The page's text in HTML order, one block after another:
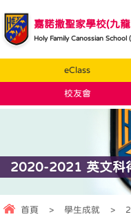
嘉諾撒聖家學校(九
Holy Family Canossian School
eClass
校友會
2020-2021 英文科
首頁 > 學生成就 >